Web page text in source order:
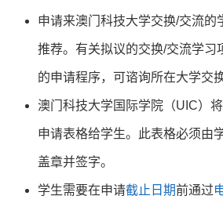
申请来澳门科技大学交换/交流的
推荐。有关拟议的交换/交流学习
的申请程序，可谘询所在大学交
澳门科技大学国际学院（UIC）
申请表格给学生。此表格必须由
盖章并签字。
学生需要在申请截止日期前通过